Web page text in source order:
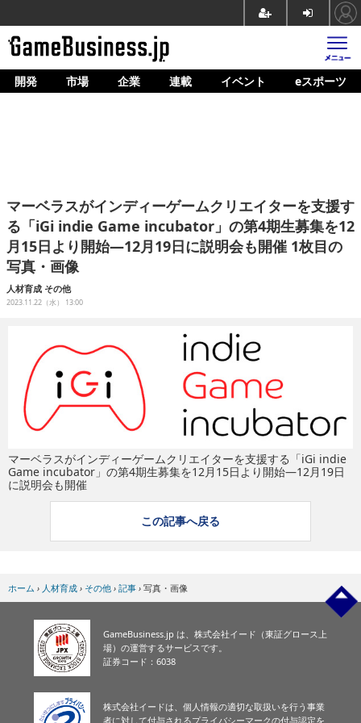
ホーム
企業動向
人材育成
産業政策
イベント/セミナー
eスポーツ
開発 市場 企業 連載 イベント eスポーツ
マーベラスがインディーゲームクリエイターを支援す
る「iGi indie Game incubator」の第4期生募集を12
月15日より開始―12月19日に説明会も開催 1枚目の
写真・画像
人材育成 その他
2023.11.22（水） 13:00
マーベラスがインディーゲームクリエイターを支援する「iGi indie
Game incubator」の第4期生募集を12月15日より開始―12月19日
に説明会も開催
この記事へ戻る
ホーム › 人材育成 › その他 › 記事 › 写真・画像
GameBusiness.jp は、株式会社イード（東証グロース上
場）の運営するサービスです。
証券コード：6038
株式会社イードは、個人情報の適切な取扱いを行う事業
者に対して付与されるプライバシーマークの付与認定を